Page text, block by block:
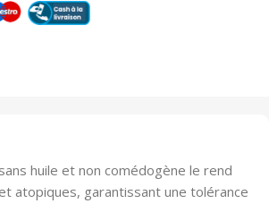
huile et non comédogène le rend
atopiques, garantissant une tolérance